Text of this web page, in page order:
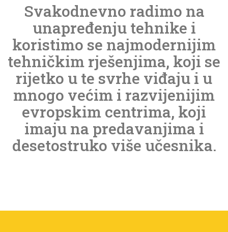
Svakodnevno radimo na
unapređenju tehnike i
koristimo se najmodernijim
tehničkim rješenjima, koji se
rijetko u te svrhe viđaju i u
mnogo većim i razvijenijim
evropskim centrima, koji
imaju na predavanjima i
desetostruko više učesnika.